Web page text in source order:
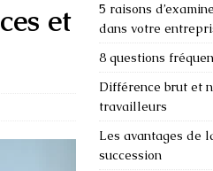
et
5 raisons
dans votre
8 questions
Différence brut et
travailleurs
Les avantages de
succession